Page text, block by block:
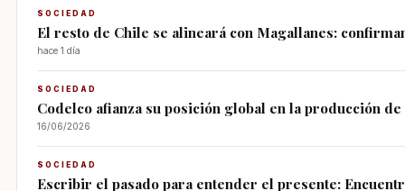
SOCIEDAD
El resto de Chile se alineará con Magallanes:
hace 1 día
SOCIEDAD
Codelco afianza su posición global en la producción
16/06/2026
SOCIEDAD
Escribir el pasado para entender el presente: